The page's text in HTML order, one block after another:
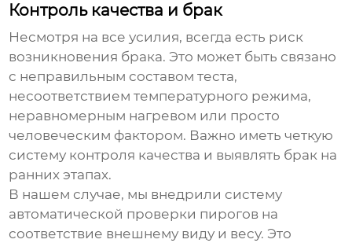
Контроль качества и брак
Несмотря на все усилия, всегда есть риск
возникновения брака. Это может быть связано
с неправильным составом теста,
несоответствием температурного режима,
неравномерным нагревом или просто
человеческим фактором. Важно иметь четкую
систему контроля качества и выявлять брак на
ранних этапах.
В нашем случае, мы внедрили систему
автоматической проверки пирогов на
соответствие внешнему виду и весу. Это